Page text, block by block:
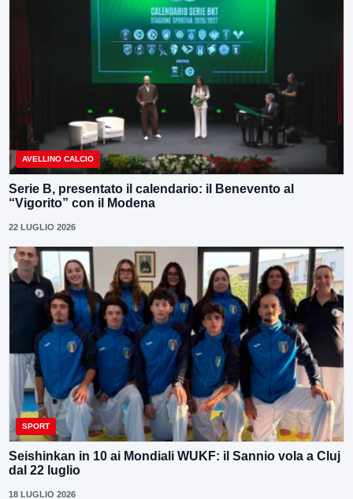
AVELLINO CALCIO
Serie B, presentato il calendario: il Benevento al
“Vigorito” con il Modena
22 LUGLIO 2026
SPORT
Seishinkan in 10 ai Mondiali WUKF: il Sannio vola a Cluj
dal 22 luglio
18 LUGLIO 2026